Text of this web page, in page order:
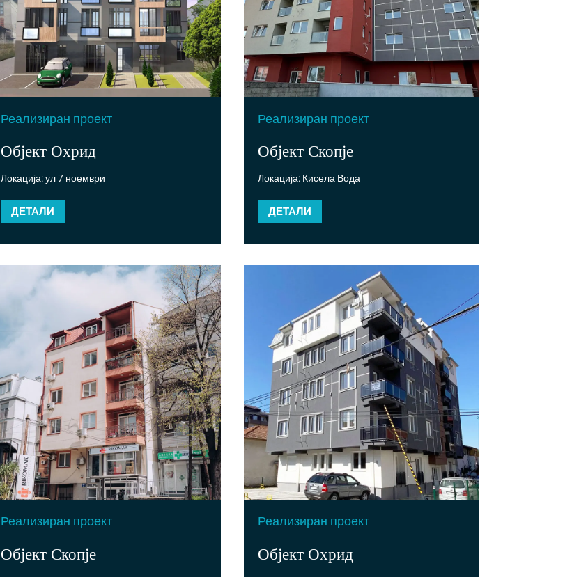
Реализиран проект
Објект Охрид
Локација: ул 7 ноември
ДЕТАЛИ
Реализиран проект
Објект Скопје
Локација: Кисела Вода
ДЕТАЛИ
Реализиран проект
Објект Скопје
Реализиран проект
Објект Охрид